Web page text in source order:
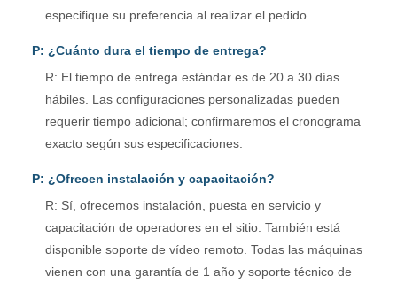
especifique su preferencia al realizar el pedido.
P: ¿Cuánto dura el tiempo de entrega?
R: El tiempo de entrega estándar es de 20 a 30 días
hábiles. Las configuraciones personalizadas pueden
requerir tiempo adicional; confirmaremos el cronograma
exacto según sus especificaciones.
P: ¿Ofrecen instalación y capacitación?
R: Sí, ofrecemos instalación, puesta en servicio y
capacitación de operadores en el sitio. También está
disponible soporte de vídeo remoto. Todas las máquinas
vienen con una garantía de 1 año y soporte técnico de